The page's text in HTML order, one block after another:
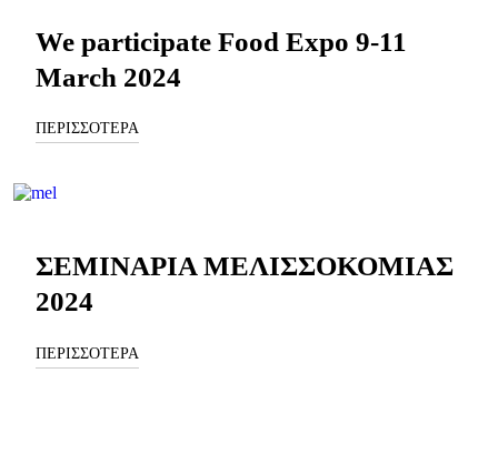
We participate Food Expo 9-11
March 2024
ΠΕΡΙΣΣΟΤΕΡΑ
ΣΕΜΙΝΑΡΙΑ ΜΕΛΙΣΣΟΚΟΜΙΑΣ
2024
ΠΕΡΙΣΣΟΤΕΡΑ